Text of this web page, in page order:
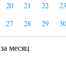
20
21 22 23
27
28 29 30
за месяц